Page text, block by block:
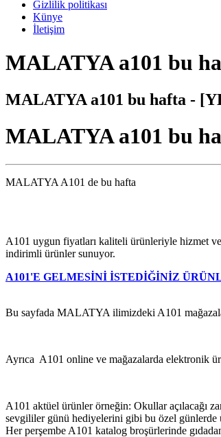
Gizlilik politikası
Künye
İletişim
MALATYA a101 bu
MALATYA a101 bu hafta -
MALATYA a101 bu
MALATYA A101 de bu hafta
A101 uygun fiyatları kaliteli ürünleriyle hizmet
indirimli ürünler sunuyor.
A101'E GELMESİNİ İSTEDİĞİNİZ
Bu sayfada MALATYA ilimizdeki A101
Ayrıca A101 online ve mağazalarda elektronik
A101 aktüel ürünler örneğin: Okullar açılacağı
sevgililer günü hediyelerini gibi bu özel günlerde
Her perşembe A101 katalog broşürlerinde